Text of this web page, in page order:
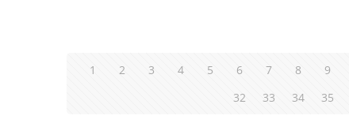
1 2 3 4 5 6 7 8 9
32
33 34 35